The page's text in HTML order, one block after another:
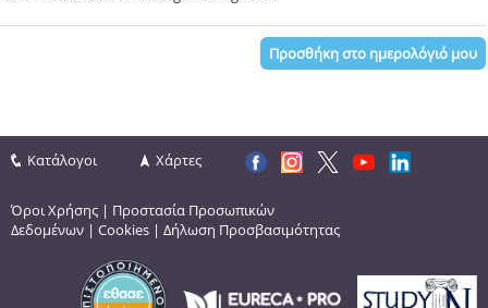
Προσθήκη στο ημερολόγιό μου
Κατάλογοι Χάρτες
Όροι Χρήσης | Προστασία Προσωπικών
Δεδομένων | Cookies | Δήλωση Προσβασιμότητας